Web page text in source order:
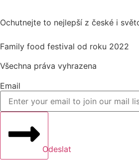
Ochutnejte to nejlepší z české i
Family food festival od roku 2022
Všechna práva vyhrazena
Email
Odeslat